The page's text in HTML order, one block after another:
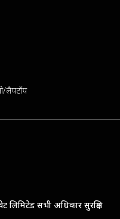
लैपटॉप
सभी अधिकार सुरक्षित